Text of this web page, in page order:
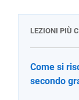
LEZIONI PIÙ
Come si
secondo